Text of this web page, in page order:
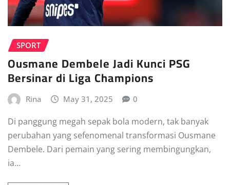
SPORT
Ousmane Dembele Jadi Kunci PSG
Bersinar di Liga Champions
Rina May 31, 2025 0
Di panggung megah sepak bola modern, tak banyak
perubahan yang sefenomenal transformasi Ousmane
Dembele. Dari pemain yang sering membingungkan,
ia…